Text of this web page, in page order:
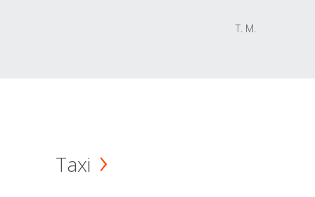
T. M.
Taxi